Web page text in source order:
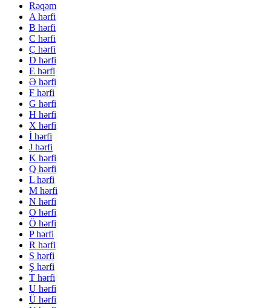
Rəqəm
A hərfi
B hərfi
C hərfi
Ç hərfi
D hərfi
E hərfi
Ə hərfi
F hərfi
G hərfi
H hərfi
X hərfi
İ hərfi
J hərfi
K hərfi
Q hərfi
L hərfi
M hərfi
N hərfi
O hərfi
Ö hərfi
P hərfi
R hərfi
S hərfi
Ş hərfi
T hərfi
U hərfi
Ü hərfi